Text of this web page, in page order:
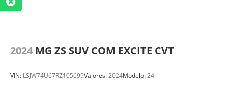
2024 MG ZS SUV COM EXCITE CVT
VIN: LSJW74U67RZ105699Valores:2024Modelo:24